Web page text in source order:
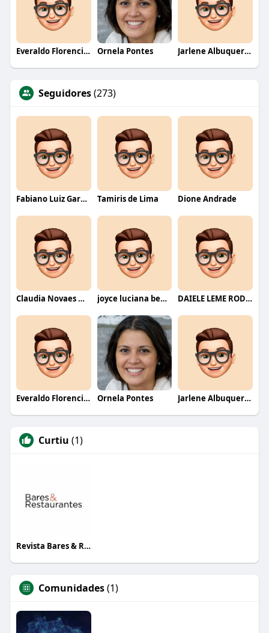
Everaldo Florencio De Melo Ornela Pontes Jarlene Albuquerque
Seguidores(273)
Fabiano Luiz Garcia Tamiris de Lima Dione Andrade
Claudia Novaes Novaes joyce luciana bentini jesus DAIELE LEME RODRIGUES
Everaldo Florencio De Melo Ornela Pontes Jarlene Albuquerque
Curtiu (1)
Revista Bares & Restaurantes
Comunidades(1)